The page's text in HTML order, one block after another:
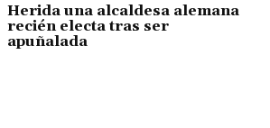
Herida una alcaldesa alemana
recién electa tras ser
apuñalada